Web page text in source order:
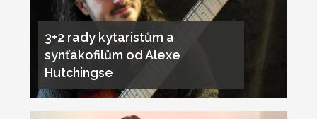
3+2 rady kytaristům a
synťákofilům od Alexe
Hutchingse